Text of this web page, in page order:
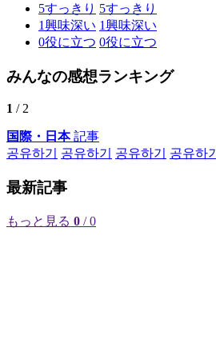
5すっきり 5すっきり
1興味深い 1興味深い
0役に立つ 0役に立つ
みんなの感想ランキング
1 / 2
国際・日本記事
공유하기
공유하기 공유하기 공유하기
最新記事
もっと見る 0 / 0